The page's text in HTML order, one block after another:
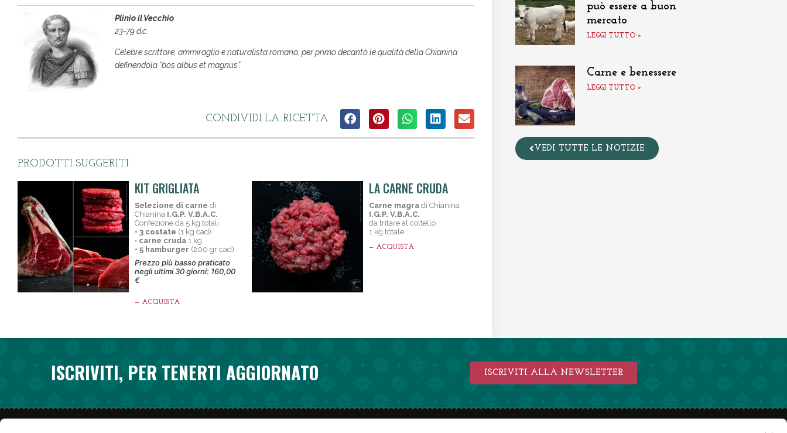
Plinio il Vecchio
23-79 d.c.
Celebre scrittore, ammiraglio e naturalista romano: per primo decantò le qualità della Chianina
definendola “bos albus et magnus”.
CONDIVIDI LA RICETTA
PRODOTTI SUGGERITI
KIT GRIGLIATA
Selezione di carne di
Chianina I.G.P. V.B.A.C.
Confezione da 5 kg totali
• 3 costate (1 kg cad)
• carne cruda1 kg
• 5 hamburger (200 gr cad)
Prezzo più basso praticato
negli ultimi 30 giorni: 160,00
€
— ACQUISTA
LA CARNE CRUDA
Carne magra di Chianina
I.G.P. V.B.A.C.
da tritare al coltello
1 kg totale
— ACQUISTA
può essere a buon
mercato
LEGGI TUTTO »
Carne e benessere
LEGGI TUTTO »
VEDI TUTTE LE NOTIZIE
ISCRIVITI, PER TENERTI AGGIORNATO ISCRIVITI ALLA NEWSLETTER